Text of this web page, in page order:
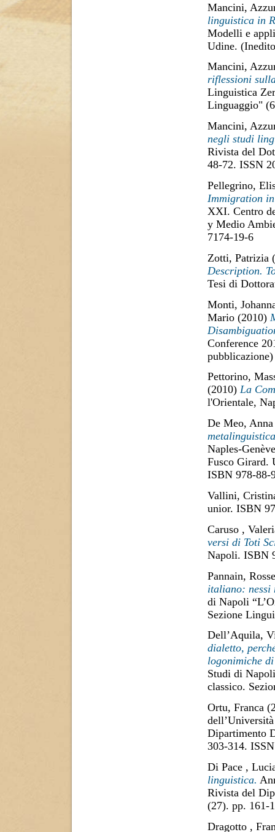
Mancini,
linguistica in
Modelli e
Udine.
Mancini,
riflessioni
Linguistica
Linguaggio"
Mancini,
negli studi
Rivista del
48-72. ISSN
Pellegrino,
Immigration
XXI. Centro
y Medio
7174-19-6
Zotti, Patrizia
Description.
Tesi di
Monti,
Mario (2010)
Conference
pubblicazione)
Pettorino,
(2010) La
l'Orientale,
De Meo, Anna
Naples-
Fusco Girard.
ISBN 978-88-
Vallini,
unior. ISBN
Caruso ,
versi di Toti
Napoli. ISBN
Pannain,
italiano: nessi
di Napoli
Sezione
Dell’Aquila,
dialetto,
logonimiche
Studi di
classico.
Ortu, Franca
Dipartimento
303-314.
Di Pace ,
linguistica.
Rivista del
(27). pp. 161-
Dragotto ,